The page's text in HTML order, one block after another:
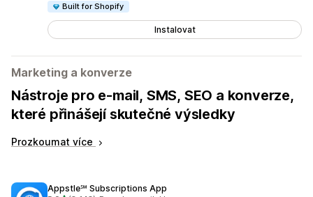
Built for Shopify
Instalovat
Marketing a konverze
Nástroje pro e-mail, SMS, SEO a konverze,
které přinášejí skutečné výsledky
Prozkoumat více
Appstle℠ Subscriptions App